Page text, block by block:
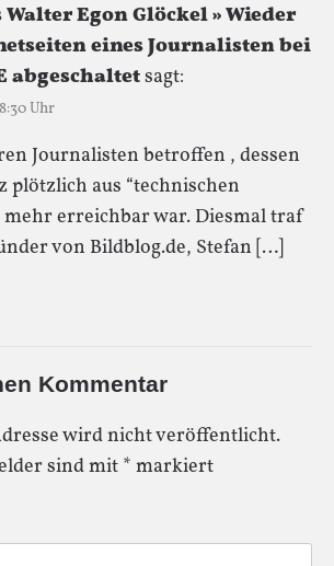
Egon Glöckel » Wieder
eines Journalisten bei
abgeschaltetsagt:
Uhr
Journalisten betroffen , dessen
plötzlich aus “technischen
erreichbar war. Diesmal traf
von Bildblog.de, Stefan […]
Kommentar
wird nicht veröffentlicht.
sind mit * markiert